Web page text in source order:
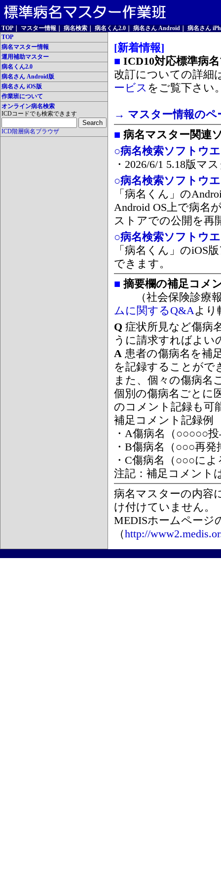
TOP マスター情報 病名検索 病名くん2.0 病名さん Android
病名さん
TOP
病名マスター情報
運用補助マスター
病名くん2.0
病名さん Android版
病名さん iOS版
作業班について
オンライン病名検索
ICDコードでも検索できます
ICD階層病名ブラウザ
[新着情報]
■ ICD10対応標準病
改訂についての詳細
ービス をご覧下さい
→ マスター情報のペ
■ 病名マスター関連
○病名検索ソフトウ
・2026/6/1 5.18版マ
○病名検索ソフトウ
「病名くん」の
Android OS上で病名
ストアでの公開を再
○病名検索ソフトウ
「病名くん」のiOS
できます。
■ 摘要欄の補足コメ
（社会保険診療報
ムに関するQ&Aより
Q 症状所見など傷病
うに請求すればよい
A 患者の傷病名を補
を記録することがで
また、個々の傷病名
個別の傷病名ごとに
のコメント記録も可
補足コメント記録例
・A傷病名（○○○○○
・B傷病名（○○○再
・C傷病名（○○○に
注記：補足コメント
病名マスターの内容
け付けていません。
MEDISホームページ
（http://